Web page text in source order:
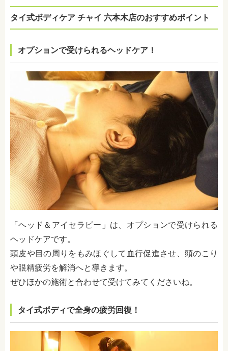
タイ式ボディケア チャイ 六本木店のおすすめポイント
オプションで受けられるヘッドケア！
「ヘッド＆アイセラピー」は、オプションで受けられる
ヘッドケアです。
頭皮や目の周りをもみほぐして血行促進させ、頭のこり
や眼精疲労を解消へと導きます。
ぜひほかの施術と合わせて受けてみてくださいね。
タイ式ボディで全身の疲労回復！